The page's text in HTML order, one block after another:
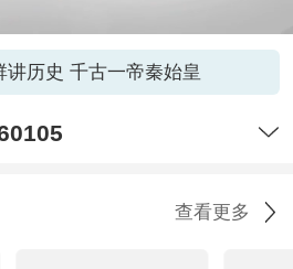
讲历史 千古一帝秦始皇
查看更多